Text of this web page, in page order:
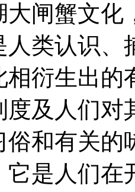
大闸蟹文化
人类认识、
相衍生出
度及人们对
俗和有关的
它是人们